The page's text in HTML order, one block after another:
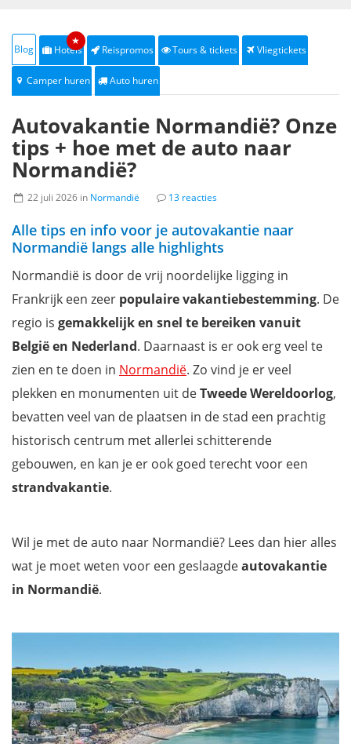
Blog Hotels
★
Reispromos Tours & tickets Vliegtickets
Camper huren Auto huren
Autovakantie Normandië? Onze
tips + hoe met de auto naar
Normandië?
22 juli 2026 in Normandië 13 reacties
Alle tips en info voor je autovakantie naar
Normandië langs alle highlights
Normandië is door de vrij noordelijke ligging in
Frankrijk een zeer populaire vakantiebestemming. De
regio is gemakkelijk en snel te bereiken vanuit
België en Nederland. Daarnaast is er ook erg veel te
zien en te doen in Normandië. Zo vind je er veel
plekken en monumenten uit deTweede Wereldoorlog,
bevatten veel van de plaatsen in de stad een prachtig
historisch centrum met allerlei schitterende
gebouwen, en kan je er ook goed terecht voor een
strandvakantie.
Wil je met de auto naar Normandië? Lees dan hier alles
wat je moet weten voor een geslaagdeautovakantie
in Normandië.